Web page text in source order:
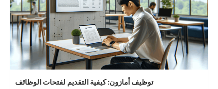
توظيف أمازون: كيفية التقديم لفتحات الوظائف